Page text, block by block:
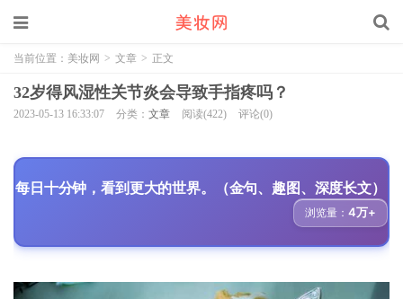
当前位置： 美妆网 > 文章 > 正文
32岁得风湿性关节炎会导致手指疼吗？
2023-05-13 16:33:07 分类： 文章 阅读(422) 评论(0)
每日十分钟，看到更大的世界。（金句、趣图、深度长文）
浏览量：4万+